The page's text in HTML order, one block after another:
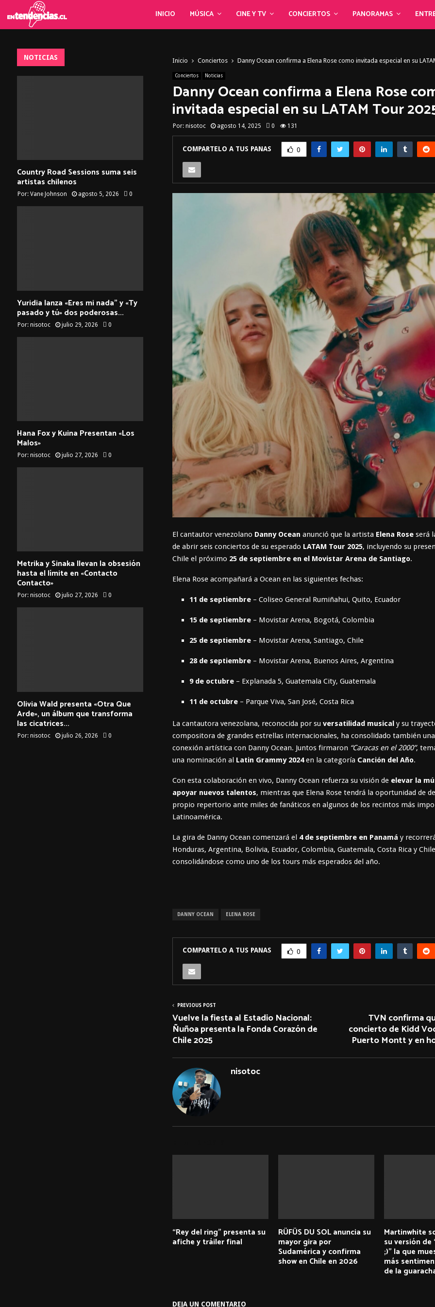
INICIO MÚSICA CINE Y TV CONCIERTOS PANORAMAS
Inicio Conciertos Danny Ocean confirma a Elena Rose como invitada especial en su
Conciertos Noticias
Danny Ocean confirma a Elena Rose
invitada especial en su LATAM Tour
Por: nisotoc agosto 14, 2025 0 131
COMPARTELO A TUS PANAS 0
El cantautor venezolano Danny Ocean anunció que la artista Elena Rose será
de abrir seis conciertos de su esperado LATAM Tour 2025, incluyendo su
Chile el próximo 25 de septiembre en el Movistar Arena de Santiago.
Elena Rose acompañará a Ocean en las siguientes fechas:
11 de septiembre – Coliseo General Rumiñahui, Quito, Ecuador
15 de septiembre – Movistar Arena, Bogotá, Colombia
25 de septiembre – Movistar Arena, Santiago, Chile
28 de septiembre – Movistar Arena, Buenos Aires, Argentina
9 de octubre – Explanada 5, Guatemala City, Guatemala
11 de octubre – Parque Viva, San José, Costa Rica
La cantautora venezolana, reconocida por su versatilidad musical y su
compositora de grandes estrellas internacionales, ha consolidado también
conexión artística con Danny Ocean. Juntos firmaron “Caracas en el 2000”,
una nominación al Latin Grammy 2024en la categoría Canción del Año.
Con esta colaboración en vivo, Danny Ocean refuerza su visión de elevar la
apoyar nuevos talentos, mientras que Elena Rose tendrá la oportunidad de
propio repertorio ante miles de fanáticos en algunos de los recintos más
Latinoamérica.
La gira de Danny Ocean comenzará el 4 de septiembre en Panamá y
Honduras, Argentina, Bolivia, Ecuador, Colombia, Guatemala, Costa Rica y
consolidándose como uno de los tours más esperados del año.
DANNY OCEAN ELENA ROSE
COMPARTELO A TUS PANAS 0
PREVIOUS POST
Vuelve la fiesta al Estadio Nacional:
Ñuñoa presenta la Fonda Corazón de
Chile 2025
TVN confirma
concierto de Kidd
Puerto Montt y en
nisotoc
“Rey del ring” presenta su
afiche y tráiler final
RÜFÜS DU SOL anuncia su
mayor gira por
Sudamérica y confirma
show en Chile en 2026
Martinwhite
su versión de
;)” la que
más
de la
DEJA UN COMENTARIO
NOTICIAS
Country Road Sessions suma seis
artistas chilenos
Por: Vane Johnson agosto 5, 2026 0
Yuridia lanza «Eres mi nada” y «Ty
pasado y tú» dos poderosas...
Por: nisotoc julio 29, 2026 0
Hana Fox y Kuina Presentan «Los
Malos»
Por: nisotoc julio 27, 2026 0
Metrika y Sinaka llevan la obsesión
hasta el límite en «Contacto
Contacto»
Por: nisotoc julio 27, 2026 0
Olivia Wald presenta «Otra Que
Arde», un álbum que transforma
las cicatrices...
Por: nisotoc julio 26, 2026 0